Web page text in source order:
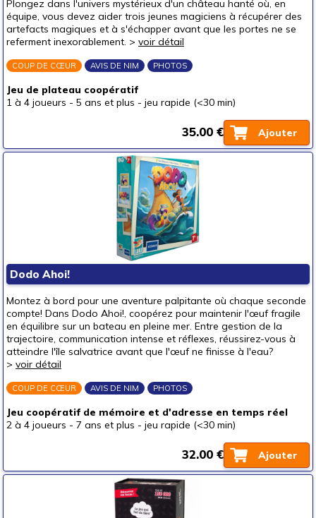
Pour les tout petits (<5 ans)
Pour les enfants (5-8 ans)
Par type
Coopération
Mémoire
Pour offrir à
un p'tit bout (3-6 ans)
(56)
un junior (6-8 ans)
(68)
un jeune ado (8-12 ans)
un adulte (16 ans et +)
Prix
(17)
Plongez dans l'univers mystérieux d'un château hanté où, en
équipe, vous devez aider trois jeunes magiciens à récupérer des
artefacts magiques et à s'échapper avant que les portes ne se
referment inexorablement. > voir détail
COUP DE CŒUR AVIS DE NIM PHOTOS
Jeu de plateau coopératif
1 à 4 joueurs - 5 ans et plus - jeu rapide (<30 min)
Ajouter
35.00 €
Dodo Ahoi!
Montez à bord pour une aventure palpitante où chaque seconde
compte! Dans Dodo Ahoi!, coopérez pour maintenir l'œuf fragile
en équilibre sur un bateau en pleine mer. Entre gestion de la
trajectoire, communication intense et réflexes, réussirez-vous à
atteindre l'île salvatrice avant que l'œuf ne finisse à l'eau?
> voir détail
COUP DE CŒUR AVIS DE NIM PHOTOS
Jeu coopératif de mémoire et d'adresse en temps réel
2 à 4 joueurs - 7 ans et plus - jeu rapide (<30 min)
Ajouter
32.00 €